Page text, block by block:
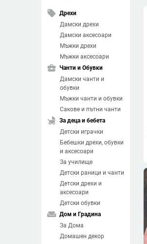
local_offer Дрехи
Дамски дрехи
Дамски аксесоари
Мъжки дрехи
Мъжки аксесоари
business_center Чанти и Обувки
Дамски чанти и
обувки
Мъжки чанти и обувки
Сакове и пътни чанти
child_friendly За деца и бебета
Детски играчки
Бебешки дрехи, обувки
и аксесоари
За училище
Детски раници и чанти
Детски дрехи и
аксесоари
Детски обувки
weekend Дом и Градина
За Дома
Домашен декор